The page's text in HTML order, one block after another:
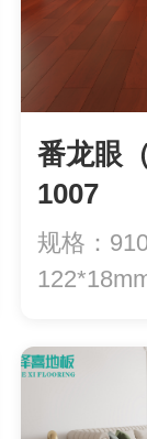
番龙眼
1007
规格：